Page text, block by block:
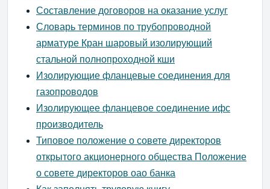
Составление договоров на оказание услуг
Словарь терминов по трубопроводной
арматуре Кран шаровый изолирующий
стальной полнопроходной кши
Изолирующие фланцевые соединения для
газопроводов
Изолирующее фланцевое соединение ифс
производитель
Типовое положение о совете директоров
открытого акционерного общества Положение
о совете директоров оао банка